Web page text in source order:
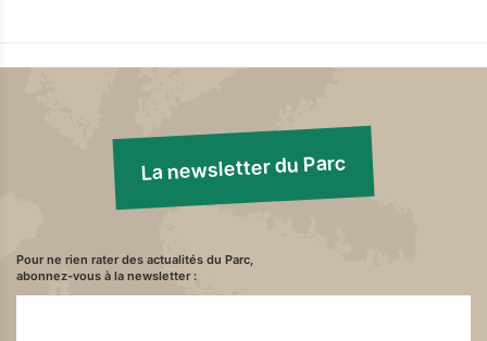
La newsletter du Parc
Pour ne rien rater des actualités du Parc,
abonnez-vous à la newsletter :